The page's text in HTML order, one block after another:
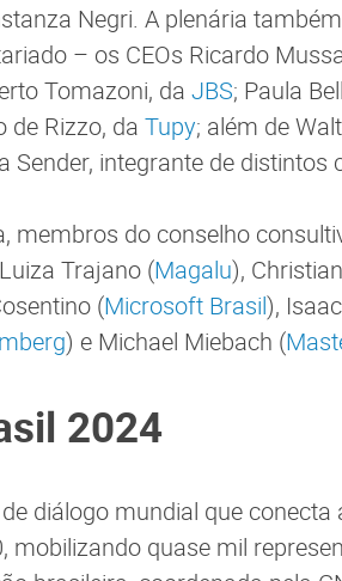
Negri. A plenária
– os CEOs Ricardo
Tomazoni, da JBS; Paula
de Rizzo, da Tupy; além de
Sender, integrante de
membros do conselho
Trajano (Magalu),
(Microsoft Brasil),
) e Michael Miebach (
2024
diálogo mundial que
mobilizando quase mil